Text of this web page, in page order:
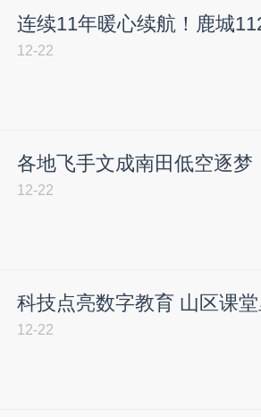
连续11年暖心续航！鹿城
12-22
各地飞手文成南田低空逐梦
12-22
科技点亮数字教育 山区课
12-22